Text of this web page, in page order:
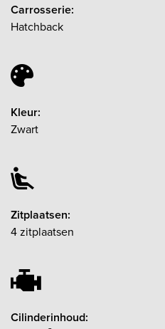
Carrosserie:
Hatchback
Kleur:
Zwart
Zitplaatsen:
4 zitplaatsen
Cilinderinhoud: